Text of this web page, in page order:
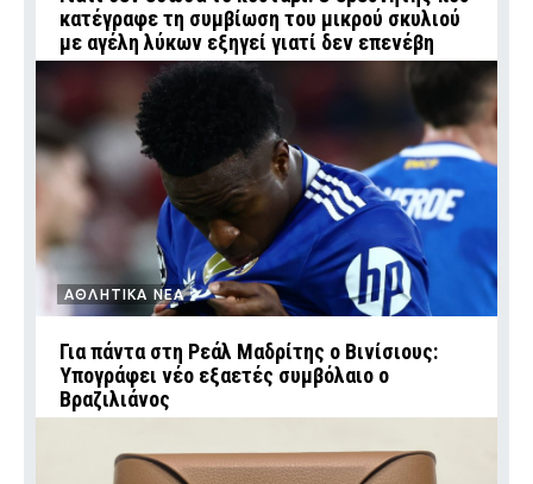
κατέγραφε τη συμβίωση του μικρού σκυλιού
με αγέλη λύκων εξηγεί γιατί δεν επενέβη
ΑΘΛΗΤΙΚΑ ΝΕΑ
Για πάντα στη Ρεάλ Μαδρίτης ο Βινίσιους:
Υπογράφει νέο εξαετές συμβόλαιο ο
Βραζιλιάνος